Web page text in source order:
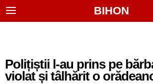
BIHON
Polițiștii l-au prins pe
violat și tâlhărit o